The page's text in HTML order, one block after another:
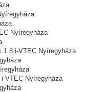
Nyíregyháza
1.8 i-VTEC Nyíregyháza
VTEC Nyíregyháza